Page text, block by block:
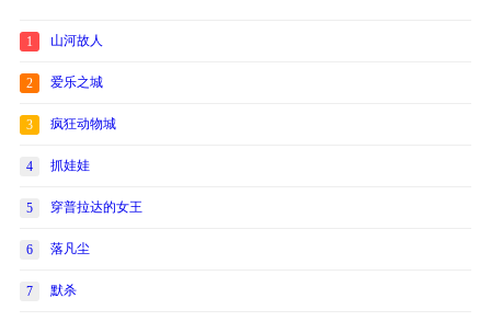
1 山河故人
2 爱乐之城
3 疯狂动物城
4 抓娃娃
5 穿普拉达的女王
6 落凡尘
7 默杀